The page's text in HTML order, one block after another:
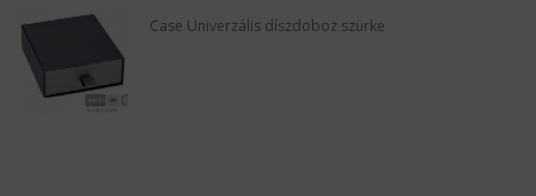
Case Univerzális díszdoboz szürke